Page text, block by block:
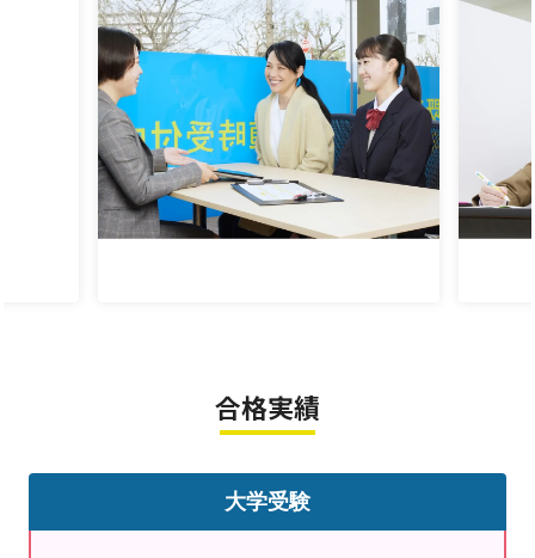
に自主学習・家庭学習の進め方を身につけてもらうよう
に指導しています。
普段から自習で教室をご利用いただけます。
教室で、新潟県統一模試を外部受験できます。
小学生指導：
教科書準拠の教材で、学校内容をサポートします。算
小学生は特に学習習慣が必要です。勉強することが普
ICT教材を用いた速読解講座もあり、読解の訓練をお
勧めしています。能力向上に時間はかかりますが、小学
合格実績
大学受験